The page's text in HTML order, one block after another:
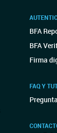
BFA
BFA
Firma
FAQ Y